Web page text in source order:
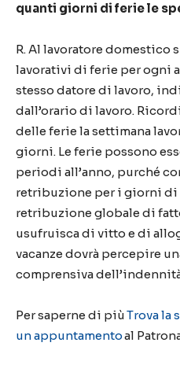
quanti giorni di ferie le
R.Al lavoratore domestico
lavorativi di ferie per ogni
stesso datore di lavoro,
dall’orario di lavoro.
delle ferie la settimana
giorni. Le ferie possono
periodi all’anno, purché
retribuzione per i giorni di
retribuzione globale di
usufruisca di vitto e di
vacanze dovrà percepire
comprensiva
Per saperne di piùTrova la
un appuntamentoal